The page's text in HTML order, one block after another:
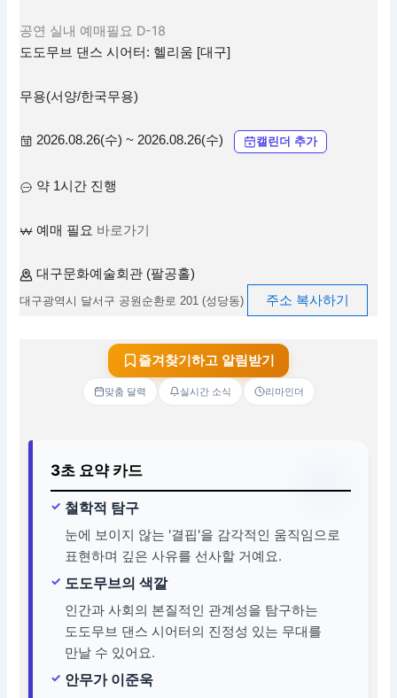
공연 실내 예매필요 D-18
도도무브 댄스 시어터: 헬리움 [대구]
무용(서양/한국무용)
2026.08.26(수) ~ 2026.08.26(수) 캘린더 추가
약 1시간 진행
예매 필요 바로가기
대구문화예술회관 (팔공홀)
대구광역시 달서구 공원순환로 201 (성당동) 주소 복사하기
즐겨찾기하고 알림받기
맞춤 달력 실시간 소식 리마인더
3초 요약 카드
철학적 탐구
눈에 보이지 않는 '결핍'을 감각적인 움직임으로
표현하며 깊은 사유를 선사할 거예요.
도도무브의 색깔
인간과 사회의 본질적인 관계성을 탐구하는
도도무브 댄스 시어터의 진정성 있는 무대를
만날 수 있어요.
안무가 이준욱